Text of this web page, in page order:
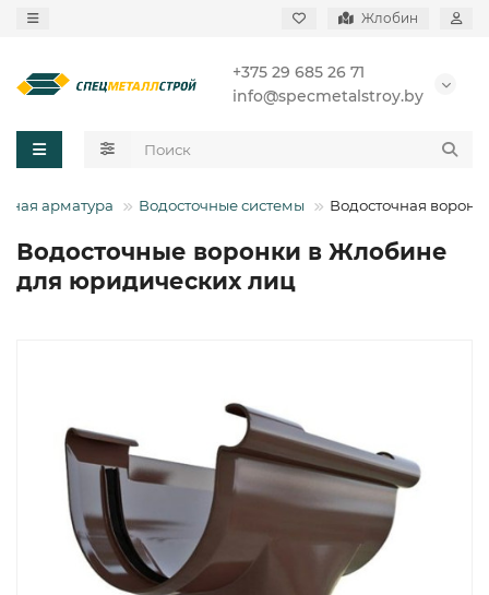
Жлобин
+375 29 685 26 71
info@specmetalstroy.by
арматура Водосточные системы Водосточная
Водосточные воронки в Жлобине
для юридических лиц